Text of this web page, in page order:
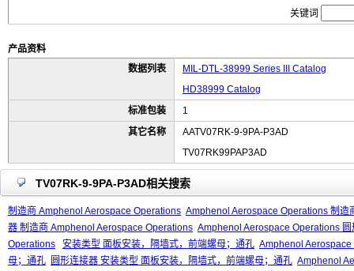
关键词
产品资料
数据列表
MIL-DTL-38999 Series III Catalog
HD38999 Catalog
标准包装
1
其它名称
AATV07RK-9-9PA-P3AD
TV07RK99PAP3AD
TV07RK-9-9PA-P3AD相关搜索
制造商 Amphenol Aerospace Operations Amphenol Aerospace Operations 制
器 制造商 Amphenol Aerospace Operations Amphenol Aerospace Operations
Operations
安装类型 面板安装，隔墙式，前端螺母；通孔 Amphenol
母；通孔 圆形连接器 安装类型 面板安装，隔墙式，前端螺母；通孔 Amphenol